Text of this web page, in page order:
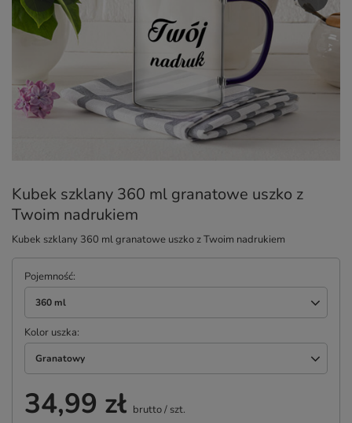
Kubek szklany 360 ml granatowe uszko z
Twoim nadrukiem
Kubek szklany 360 ml granatowe uszko z Twoim nadrukiem
Pojemność
360 ml
Kolor uszka
Granatowy
34,99 zł brutto/ szt.